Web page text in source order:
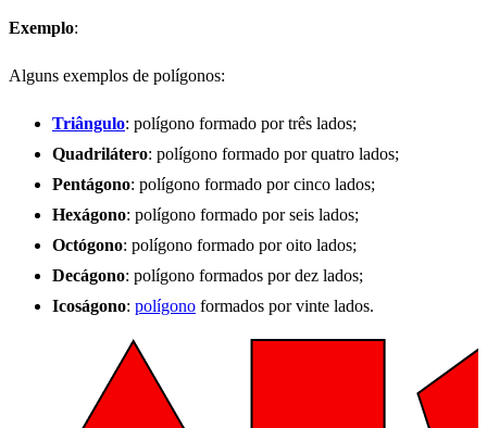
Exemplo:
Alguns exemplos de polígonos:
Triângulo: polígono formado por três lados;
Quadrilátero: polígono formado por quatro lados;
Pentágono: polígono formado por cinco lados;
Hexágono: polígono formado por seis lados;
Octógono: polígono formado por oito lados;
Decágono: polígono formados por dez lados;
Icoságono: polígono formados por vinte lados.